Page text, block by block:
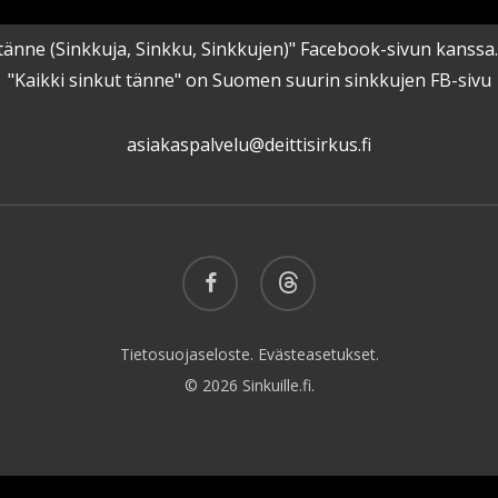
(Sinkkuja, Sinkku, Sinkkujen)" Facebook-sivun
"Kaikki sinkut tänne" on Suomen suurin sinkkujen FB-sivu
asiakaspalvelu@deittisirkus.fi
facebook threads
Tietosuojaseloste. Evästeasetukset.
© 2026 Sinkuille.fi.